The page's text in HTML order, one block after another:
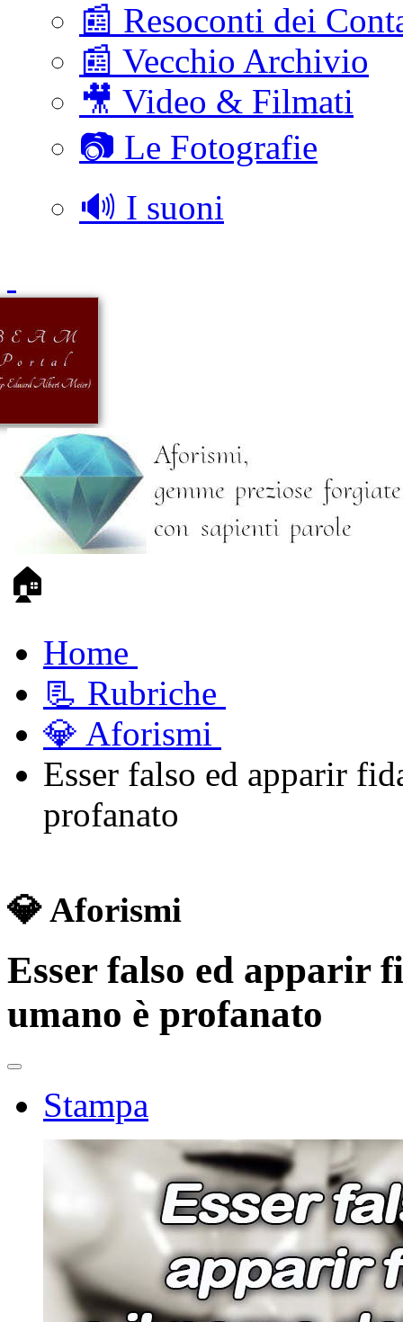
📰 Resoconti dei
📰 Vecchio Archivio
🎥 Video & Filmati
📷 Le Fotografie
🔊 I suoni
🏠
Home
📃 Rubriche
💎 Aforismi
Esser falso ed apparir
profanato
💎 Aforismi
Esser falso ed apparir
umano è profanato
Stampa